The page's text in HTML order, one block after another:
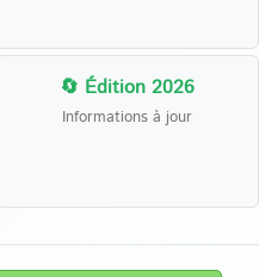
🔄 Édition 2026
Informations à jour